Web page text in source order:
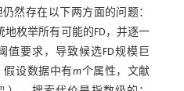
然存在以下两方面的问题：
地枚举所有可能的FD，并逐一
值要求，导致候选FD规模巨
设数据中有 m个属性，文献